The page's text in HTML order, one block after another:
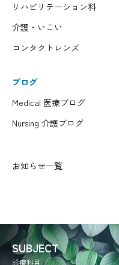
リハビリテーション科
介護・いこい
コンタクトレンズ
ブログ
Medical 医療ブログ
Nursing 介護ブログ
お知らせ一覧
SUBJECT
診療科目